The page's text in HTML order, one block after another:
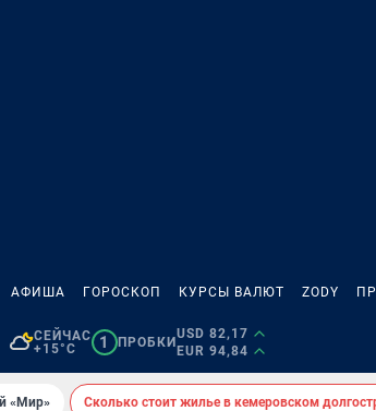
АФИША ГОРОСКОП КУРСЫ ВАЛЮТ ZODY
СЕЙЧАС
+15°C
1 ПРОБКИ
USD 82,17
EUR 94,84
«Мир» Сколько стоит жилье в кемеровском